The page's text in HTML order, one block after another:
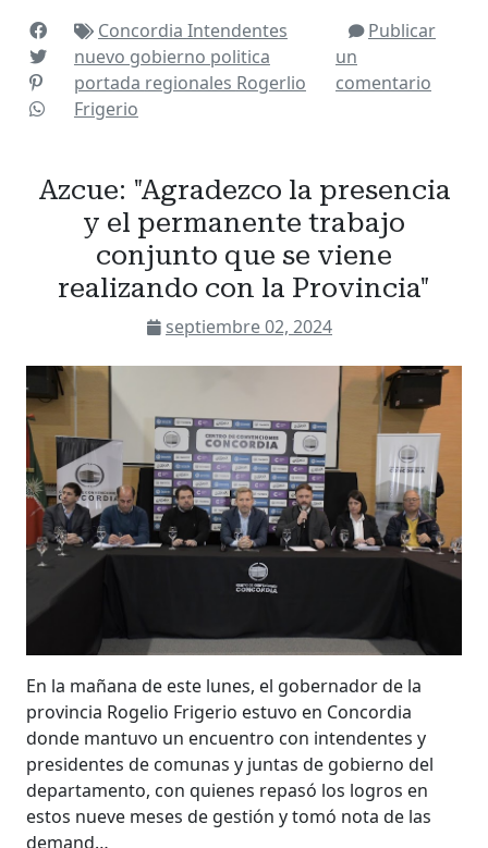
Concordia Intendentes
nuevo gobierno politica
portada regionales Rogerlio
Frigerio
Publicar
un
comentario
Azcue: "Agradezco la presencia
y el permanente trabajo
conjunto que se viene
realizando con la Provincia"
septiembre 02, 2024
En la mañana de este lunes, el gobernador de la
provincia Rogelio Frigerio estuvo en Concordia
donde mantuvo un encuentro con intendentes y
presidentes de comunas y juntas de gobierno del
departamento, con quienes repasó los logros en
estos nueve meses de gestión y tomó nota de las
demand…